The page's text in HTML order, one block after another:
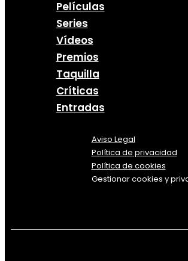
Películas
Series
Vídeos
Premios
Taquilla
Críticas
Entradas
Aviso Legal
Política de privacidad
Política de cookies
Gestionar cookies y